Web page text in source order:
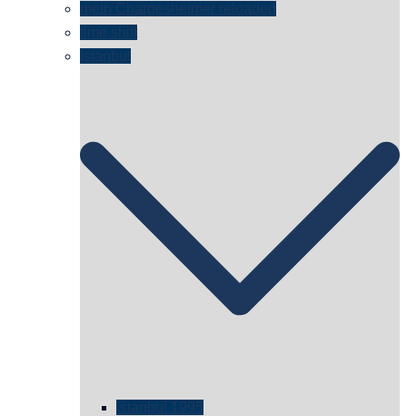
mein Chargesheimer reloaded
time shift
Istanbul
istanbul 1995